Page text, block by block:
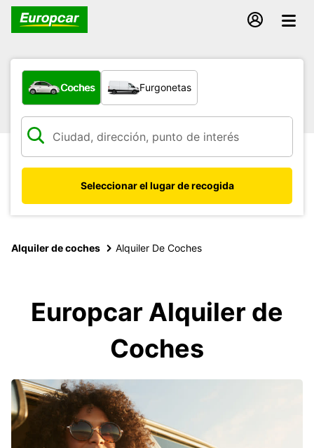
¿Qué tipo de vehículo?
Coches Furgonetas
Seleccionar el lugar de recogida
Alquiler de coches Alquiler De Coches
Europcar Alquiler de
Coches